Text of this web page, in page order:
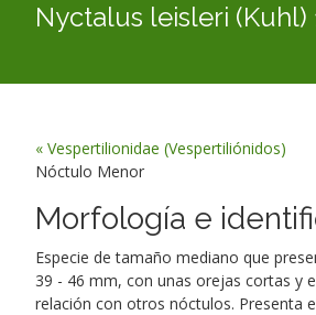
Nyctalus leisleri (Kuhl)
« Vespertilionidae (Vespertiliónidos)
Nóctulo Menor
Morfología e
Especie de tamaño mediano que
39 - 46 mm, con unas orejas cortas y
relación con otros nóctulos. Presenta